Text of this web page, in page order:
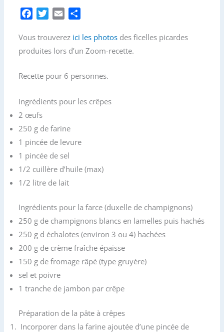
c
e
o
k
i
t
e
a
i
r
t
g
r
Vous trouverez ici les photos des ficelles picardes
produites lors d’un Zoom-recette.
Recette pour 6 personnes.
Ingrédients pour les crêpes
2 œufs
250 g de farine
1 pincée de levure
1 pincée de sel
1/2 cuillère d’huile (max)
1/2 litre de lait
Ingrédients pour la farce (duxelle de champignons)
250 g de champignons blancs en lamelles puis hachés
250 g d échalotes (environ 3 ou 4) hachées
200 g de crème fraîche épaisse
150 g de fromage râpé (type gruyère)
sel et poivre
1 tranche de jambon par crêpe
Préparation de la pâte à crêpes
Incorporer dans la farine ajoutée d’une pincée de